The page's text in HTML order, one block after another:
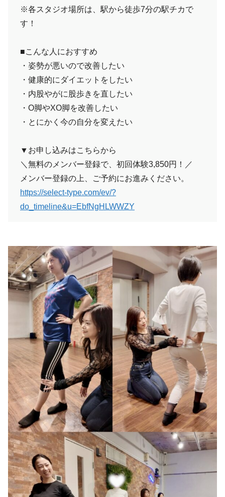
※各スタジオ場所は、駅から徒歩7分の駅チカで
す！
■こんな人におすすめ
・姿勢が悪いので改善したい
・健康的にダイエットをしたい
・内股やがに股歩きを直したい
・O脚やXO脚を改善したい
・とにかく今の自分を変えたい
▼お申し込みはこちらから
＼無料のメンバー登録で、初回体験3,850円！／
メンバー登録の上、ご予約にお進みください。
https://select-type.com/ev/?
do_timeline&u=EbfNgHLWWZY